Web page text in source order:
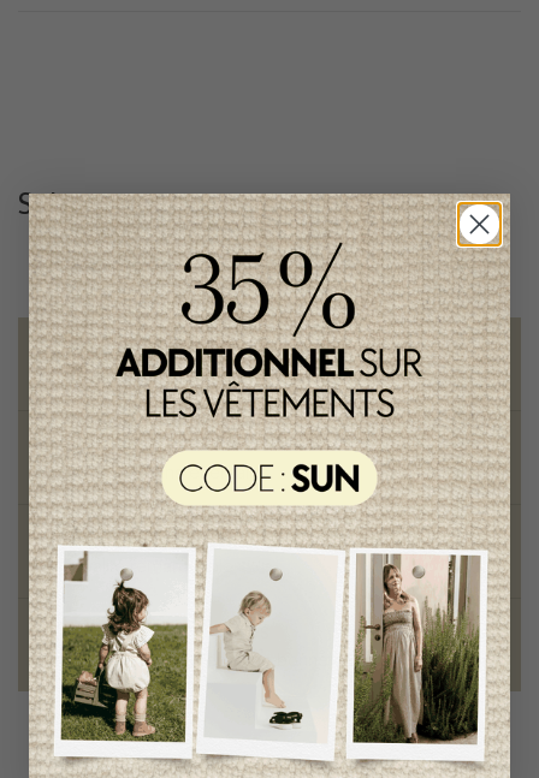
Suivez-nous@lenfantillon
Livraison gratuite
sur toute commande de 100 $ et plus
Vêtements chics et tendances
pour mamans et enfants
Style et élégance
qualité remarquable
Fondation des étoiles
fiers de collaborer à une bonne cause